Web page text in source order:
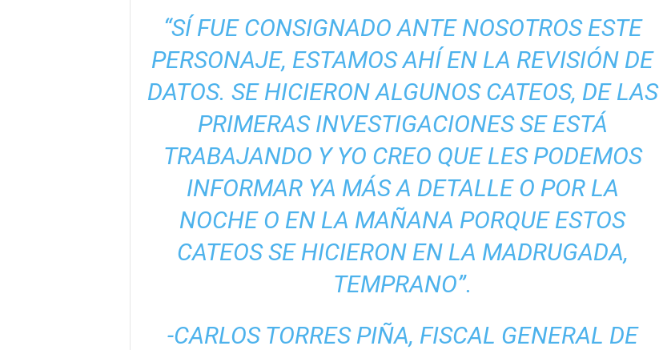
“SÍ FUE CONSIGNADO ANTE NOSOTROS ESTE
PERSONAJE, ESTAMOS AHÍ EN LA REVISIÓN DE
DATOS. SE HICIERON ALGUNOS CATEOS, DE LAS
PRIMERAS INVESTIGACIONES SE ESTÁ
TRABAJANDO Y YO CREO QUE LES PODEMOS
INFORMAR YA MÁS A DETALLE O POR LA
NOCHE O EN LA MAÑANA PORQUE ESTOS
CATEOS SE HICIERON EN LA MADRUGADA,
TEMPRANO”.
-CARLOS TORRES PIÑA, FISCAL GENERAL DE